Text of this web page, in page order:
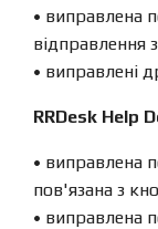
• виправлена
відправлення
• виправлені
RRDesk Help
• виправлена
пов'язана з
• виправлена